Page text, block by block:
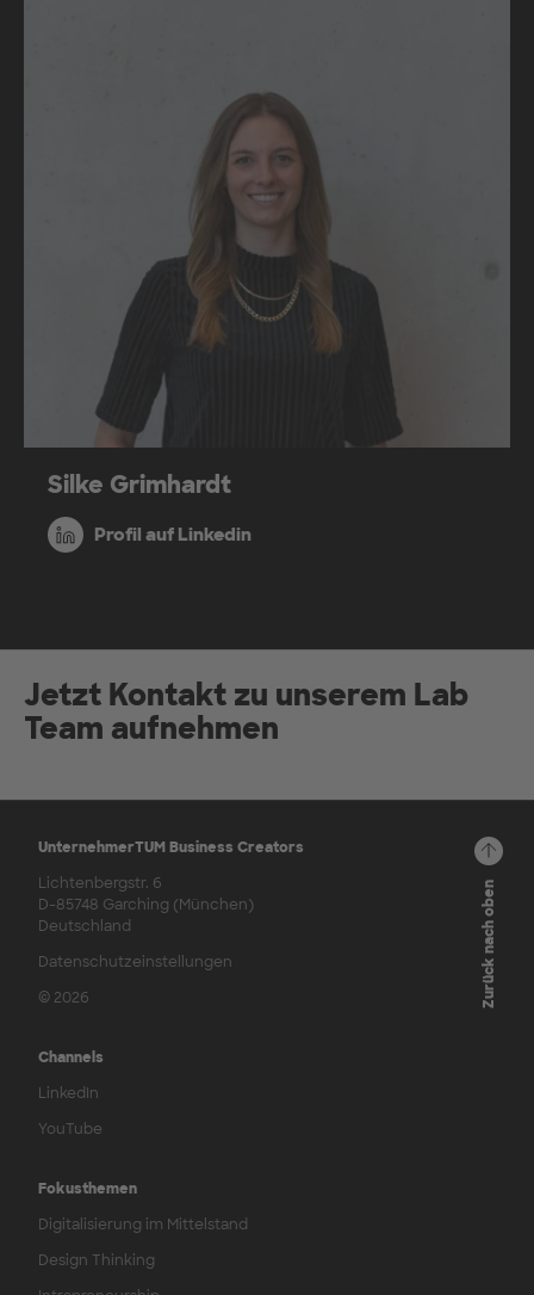
Silke Grimhardt
Profil auf Linkedin
Jetzt Kontakt zu unserem Lab
Team aufnehmen
UnternehmerTUM Business Creators
Lichtenbergstr. 6
D-85748 Garching (München)
Deutschland
Datenschutzeinstellungen
© 2026
Channels
LinkedIn
YouTube
Fokusthemen
Digitalisierung im Mittelstand
Design Thinking
Zurück nach oben